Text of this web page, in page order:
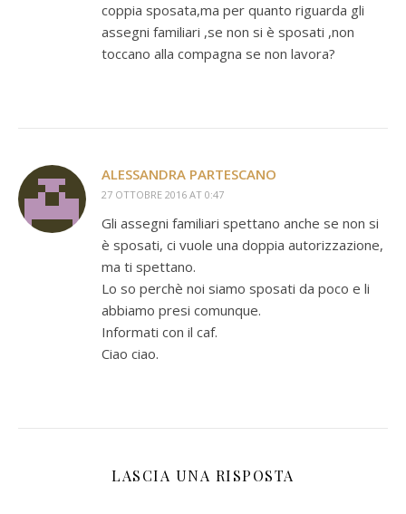
coppia sposata,ma per quanto riguarda gli
assegni familiari ,se non si è sposati ,non
toccano alla compagna se non lavora?
ALESSANDRA PARTESCANO
27 OTTOBRE 2016 AT 0:47
Gli assegni familiari spettano anche se non si
è sposati, ci vuole una doppia autorizzazione,
ma ti spettano.
Lo so perchè noi siamo sposati da poco e li
abbiamo presi comunque.
Informati con il caf.
Ciao ciao.
LASCIA UNA RISPOSTA